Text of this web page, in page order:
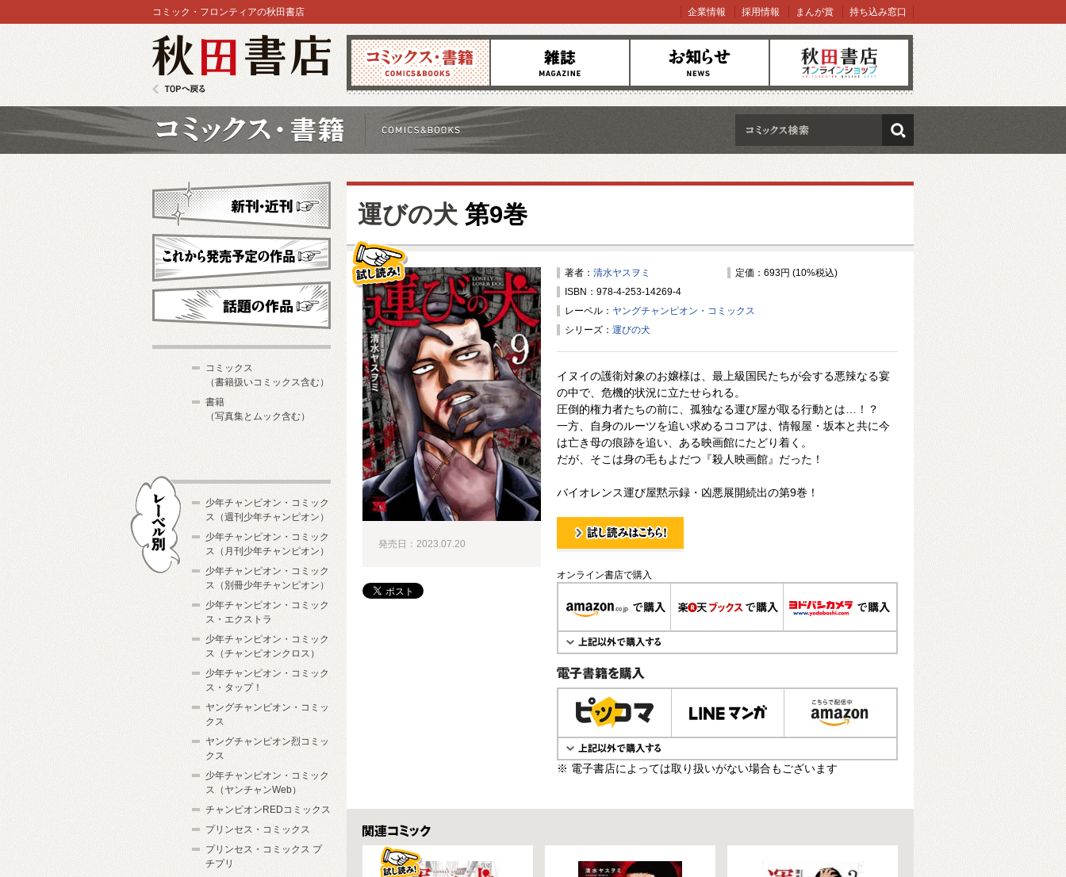
コミックス 雑誌 お知らせ オンラインショップ
コミック・フロンティアの秋田書店 企業情報 採用情報 まんが賞 持ち込み窓口
検索
運びの犬 第9巻
著者： 清水ヤスヲミ
定価：693円 (10%税込)
ISBN：978-4-253-14269-4
レーベル： ヤングチャンピオン・コミックス
シリーズ： 運びの犬
イヌイの護衛対象のお嬢様は、最上級国民たちが会する悪辣なる宴
の中で、危機的状況に立たせられる。
圧倒的権力者たちの前に、孤独なる運び屋が取る行動とは…！？
一方、自身のルーツを追い求めるココアは、情報屋・坂本と共に今
は亡き母の痕跡を追い、ある映画館にたどり着く。
だが、そこは身の毛もよだつ『殺人映画館』だった！
バイオレンス運び屋黙示録・凶悪展開続出の第9巻！
試し読み！
オンライン書店で購入
電子書籍で購入
※ 電子書店によっては取り扱いがない場合もございます
発売日：2023.07.20
関連コミックス
新刊・近刊
これから発売予定
コミックス
（書籍扱いコミックス含む）
書籍
（写真集とムック含む）
少年チャンピオン・コミック
ス（週刊少年チャンピオン）
少年チャンピオン・コミック
ス（月刊少年チャンピオン）
少年チャンピオン・コミック
ス（別冊少年チャンピオン）
少年チャンピオン・コミック
ス・エクストラ
少年チャンピオン・コミック
ス（チャンピオンクロス）
少年チャンピオン・コミック
ス・タップ！
ヤングチャンピオン・コミッ
クス
ヤングチャンピオン烈コミッ
クス
少年チャンピオン・コミック
ス（ヤンチャンWeb）
チャンピオンREDコミックス
プリンセス・コミックス
プリンセス・コミックス プ
チプリ